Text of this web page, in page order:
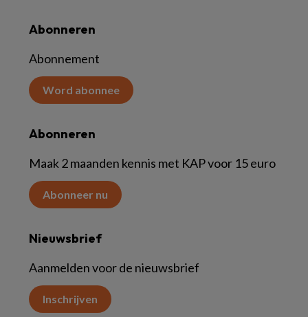
Abonneren
Abonnement
Word abonnee
Abonneren
Maak 2 maanden kennis met KAP voor 15 euro
Abonneer nu
Nieuwsbrief
Aanmelden voor de nieuwsbrief
Inschrijven